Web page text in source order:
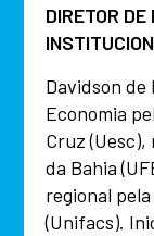
DIRETOR
Davidson de
Economia
Cruz
da Bahia
regional
(Unifacs).